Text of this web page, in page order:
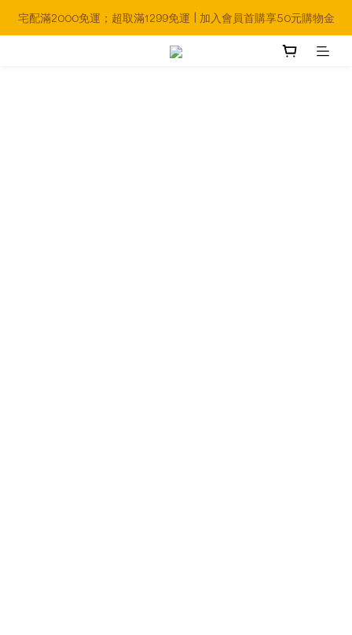
宅配滿2000免運；超取滿1299免運 | 加入會員首購享50元購物金